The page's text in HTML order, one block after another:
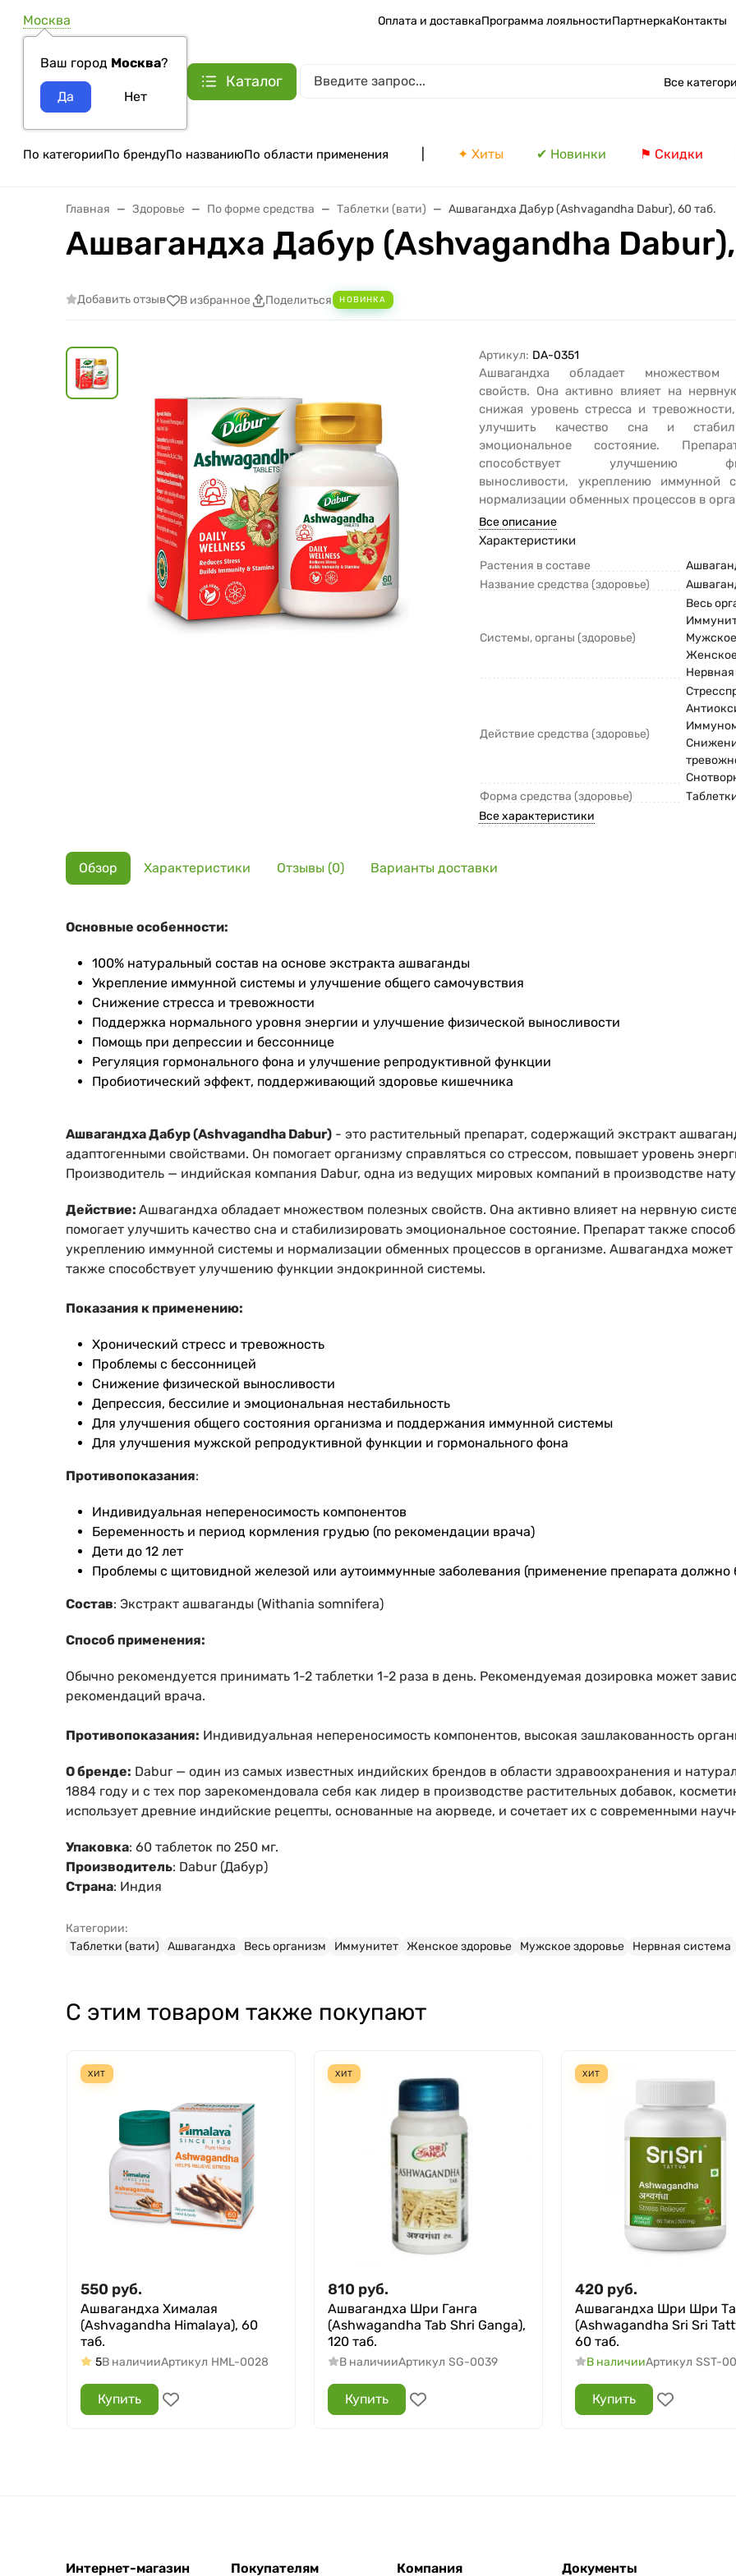
Москва
Ваш город Москва?
Оплата и доставкаПрограмма лояльностиПартнеркаКонтакты
Каталог Все
По категорииПо брендуПо названиюПо области применения ✦ Хиты ✔ Новинки ⚑ Скидки
Главная Здоровье По форме средства Таблетки (вати) Ашвагандха Дабур (Ashvagandha Dabur), 60 таб.
Ашвагандха Дабур (Ashvagandha
Добавить отзыв В избранное Поделиться НОВИНКА
Артикул: DA-0351
Ашвагандха обладает множеством
свойств. Она активно влияет на
снижая уровень стресса и
улучшить качество сна и
эмоциональное состояние.
способствует улучшению
выносливости, укреплению иммунной
нормализации обменных процессов в
Все описание
Характеристики
Растения в составе
Название средства (здоровье)
Системы, органы (здоровье)
Весь
Действие средства (здоровье)
Форма средства (здоровье)
Все характеристики
Обзор Характеристики Отзывы (0) Варианты доставки
Основные особенности:
100% натуральный состав на основе экстракта ашваганды
Укрепление иммунной системы и улучшение общего самочувствия
Снижение стресса и тревожности
Поддержка нормального уровня энергии и улучшение физической выносливости
Помощь при депрессии и бессоннице
Регуляция гормонального фона и улучшение репродуктивной функции
Пробиотический эффект, поддерживающий здоровье кишечника
Ашвагандха Дабур (Ashvagandha Dabur) - это растительный препарат, содержащий экстракт
адаптогенными свойствами. Он помогает организму справляться со стрессом, повышает уровень
Производитель — индийская компания Dabur, одна из ведущих мировых компаний в производстве
Действие: Ашвагандха обладает множеством полезных свойств. Она активно влияет на нервную
помогает улучшить качество сна и стабилизировать эмоциональное состояние. Препарат также
укреплению иммунной системы и нормализации обменных процессов в организме. Ашвагандха может
также способствует улучшению функции эндокринной системы.
Показания к применению:
Хронический стресс и тревожность
Проблемы с бессонницей
Снижение физической выносливости
Депрессия, бессилие и эмоциональная нестабильность
Для улучшения общего состояния организма и поддержания иммунной системы
Для улучшения мужской репродуктивной функции и гормонального фона
Противопоказания:
Индивидуальная непереносимость компонентов
Беременность и период кормления грудью (по рекомендации врача)
Дети до 12 лет
Проблемы с щитовидной железой или аутоиммунные заболевания (применение препарата должно
Состав: Экстракт ашваганды (Withania somnifera)
Способ применения:
Обычно рекомендуется принимать 1-2 таблетки 1-2 раза в день. Рекомендуемая дозировка может
рекомендаций врача.
Противопоказания: Индивидуальная непереносимость компонентов, высокая зашлакованность
О бренде: Dabur — один из самых известных индийских брендов в области здравоохранения и
1884 году и с тех пор зарекомендовала себя как лидер в производстве растительных добавок,
использует древние индийские рецепты, основанные на аюрведе, и сочетает их с современными
Упаковка: 60 таблеток по 250 мг.
Производитель: Dabur (Дабур)
Страна: Индия
Категории:
Таблетки (вати)
Ашвагандха Весь организм Иммунитет Женское здоровье Мужское здоровье Нервная система
С этим товаром также покупают
ХИТ
550 руб.
Ашвагандха Хималая
(Ashvagandha Himalaya), 60
таб.
5В наличииАртикул HML-0028
Купить
ХИТ
810 руб.
Ашвагандха Шри Ганга
(Ashwagandha Tab Shri Ganga),
120 таб.
В наличииАртикул SG-0039
Купить
ХИТ
420 руб.
Ашвагандха Шри Шри
(Ashwagandha Sri Sri
60 таб.
В наличииАртикул SST-
Купить
Интернет-магазин Покупателям Компания Документы